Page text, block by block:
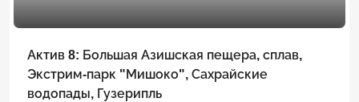
Актив 8: Большая Азишская пещера, сплав,
Экстрим-парк "Мишоко", Сахрайские
водопады, Гузерипль